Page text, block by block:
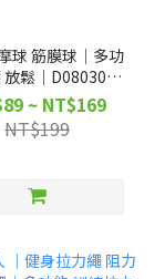
球 筋膜球｜多功
放鬆｜D0803017
D0803018
~ NT$169
NT$199